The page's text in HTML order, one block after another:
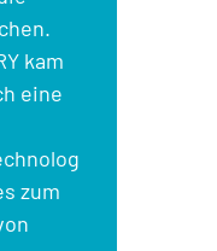
kam
eine
zum